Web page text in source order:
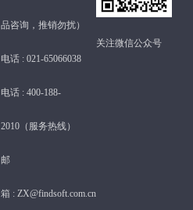
品咨询，推销勿扰）
电话 : 021-65066038
电话 : 400-188-
2010（服务热线）
邮
箱 : ZX@findsoft.com.cn
关注微信公众号